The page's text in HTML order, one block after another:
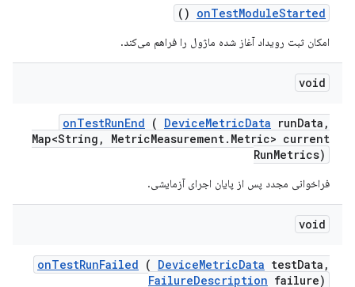
onTestModuleStarted
()
امکان ثبت رویداد آغاز شده ماژول را فراهم می‌کند.
void
onTestRunEnd ( DeviceMetricData runData ,
Map<String , MetricMeasurement. Metric> current
RunMetrics)
فراخوانی مجدد پس از پایان اجرای آزمایشی.
void
onTestRunFailed ( DeviceMetricData testData ,
FailureDescription failure)